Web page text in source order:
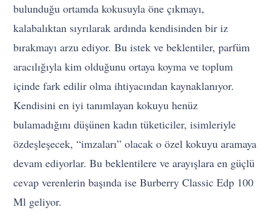
bulunduğu ortamda kokusuyla öne çıkmayı,
kalabalıktan sıyrılarak ardında kendisinden bir iz
bırakmayı arzu ediyor. Bu istek ve beklentiler, parfüm
aracılığıyla kim olduğunu ortaya koyma ve toplum
içinde fark edilir olma ihtiyacından kaynaklanıyor.
Kendisini en iyi tanımlayan kokuyu henüz
bulamadığını düşünen kadın tüketiciler, isimleriyle
özdeşleşecek, “imzaları” olacak o özel kokuyu aramaya
devam ediyorlar. Bu beklentilere ve arayışlara en güçlü
cevap verenlerin başında ise Burberry Classic Edp 100
Ml geliyor.